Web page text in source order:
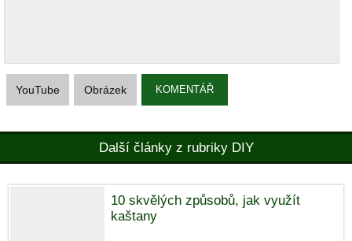
YouTube Obrázek KOMENTÁŘ
Další články z rubriky DIY
10 skvělých způsobů, jak využít
kaštany